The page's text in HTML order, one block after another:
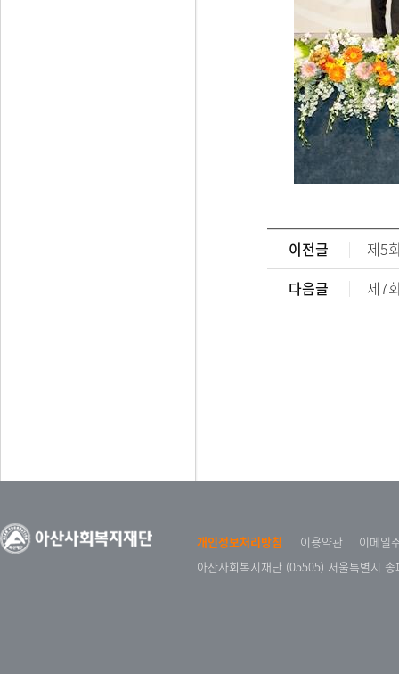
이전글
제5
다음글
제7
개인정보처리방침 이용약관
이메일
아산사회복지재단 (05505) 서울특별시